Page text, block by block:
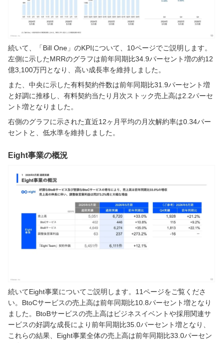
続いて、「Bill One」のKPIについて、10ページでご説明します。
左側に示したMRRのグラフは前年同期比34.9パーセント増の約12
億3,100万円となり、高い成長率を維持しました。
また、中央に示した有料契約件数は前年同期比31.9パーセント増
と好調に推移し、有料契約当たり月次ストック売上高は2.2パーセ
ント増となりました。
右側のグラフに示された直近12ヶ月平均の月次解約率は0.34パー
セントと、低水準を維持しました。
Eight事業の概況
続いてEight事業についてご説明します。11ページをご覧くださ
い。BtoCサービスの売上高は前年同期比10.8パーセント増となり
ました。BtoBサービスの売上高はビジネスイベントや採用関連サ
ービスの好調な成長により前年同期比35.0パーセント増となり、
これらの結果、Eight事業全体の売上高は前年同期比33.0パーセン